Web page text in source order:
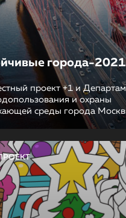
города-2021
проект +1 и
и охраны
среды города